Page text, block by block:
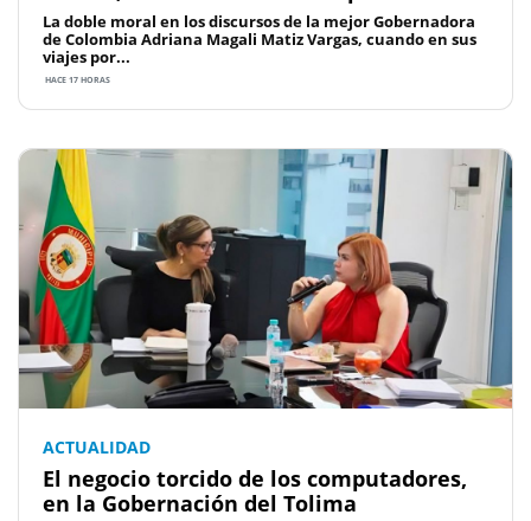
La doble moral en los discursos de la mejor Gobernadora
de Colombia Adriana Magali Matiz Vargas, cuando en sus
viajes por...
HACE 17 HORAS
ACTUALIDAD
El negocio torcido de los computadores,
en la Gobernación del Tolima